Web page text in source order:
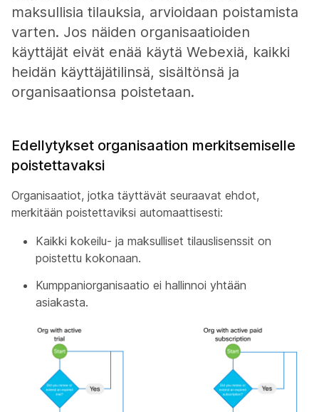
maksullisia tilauksia, arvioidaan poistamista
varten. Jos näiden organisaatioiden
käyttäjät eivät enää käytä Webexiä, kaikki
heidän käyttäjätilinsä, sisältönsä ja
organisaationsa poistetaan.
Edellytykset organisaation merkitsemiselle
poistettavaksi
Organisaatiot, jotka täyttävät seuraavat ehdot,
merkitään poistettaviksi automaattisesti:
Kaikki kokeilu- ja maksulliset tilauslisenssit on
poistettu kokonaan.
Kumppaniorganisaatio ei hallinnoi yhtään
asiakasta.